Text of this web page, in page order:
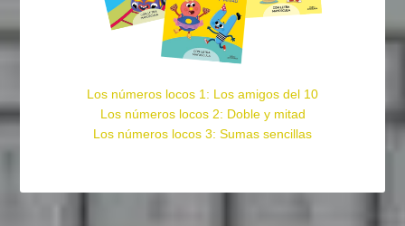
Los números locos 1: Los amigos del 10
Los números locos 2: Doble y mitad
Los números locos 3: Sumas sencillas